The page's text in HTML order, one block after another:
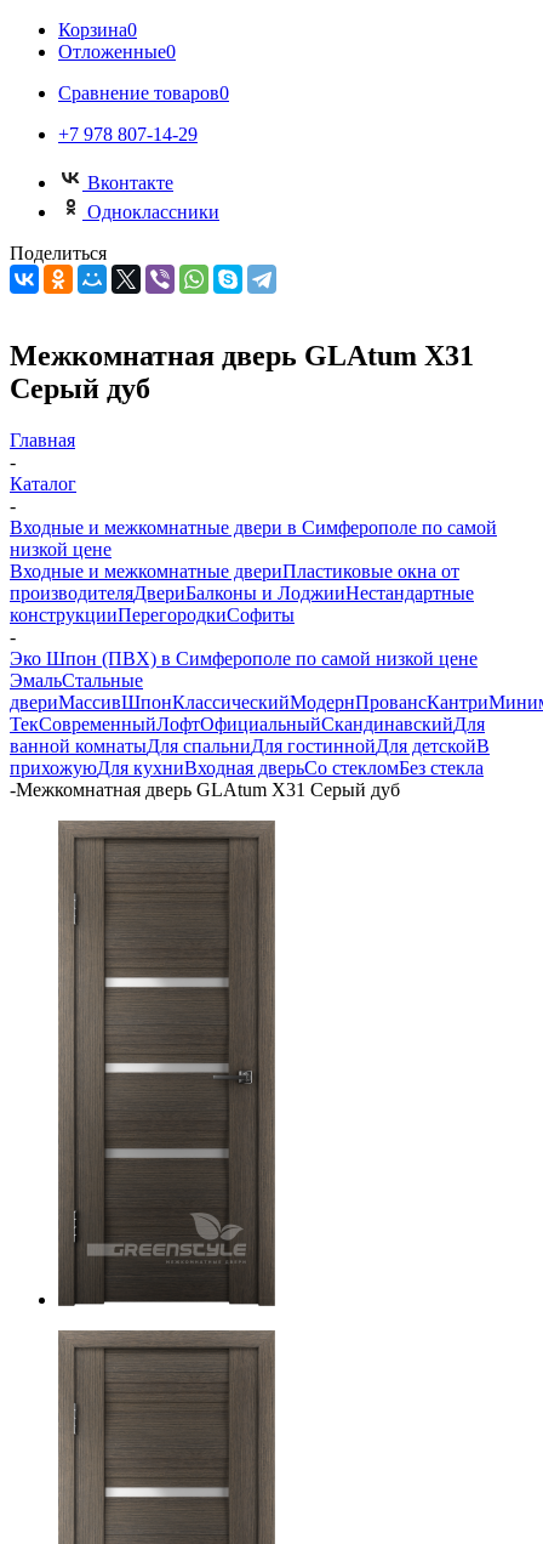
Корзина0
Отложенные0
Сравнение товаров0
+7 978 807-14-29
Вконтакте
Одноклассники
Поделиться
Межкомнатная дверь GLAtum X31
Серый дуб
Главная
-
Каталог
-
Входные и межкомнатные двери в Симферополе по самой
низкой цене
Входные и межкомнатные двериПластиковые окна от
производителяДвериБалконы и ЛоджииНестандартные
конструкцииПерегородкиСофиты
-
Эко Шпон (ПВХ) в Симферополе по самой низкой цене
ЭмальСтальные
двериМассивШпонКлассическийМодернПровансКантри
ТекСовременныйЛофтОфициальныйСкандинавскийДля
ванной комнатыДля спальниДля гостиннойДля детскойВ
прихожуюДля кухниВходная дверьСо стекломБез стекла
-Межкомнатная дверь GLAtum X31 Серый дуб